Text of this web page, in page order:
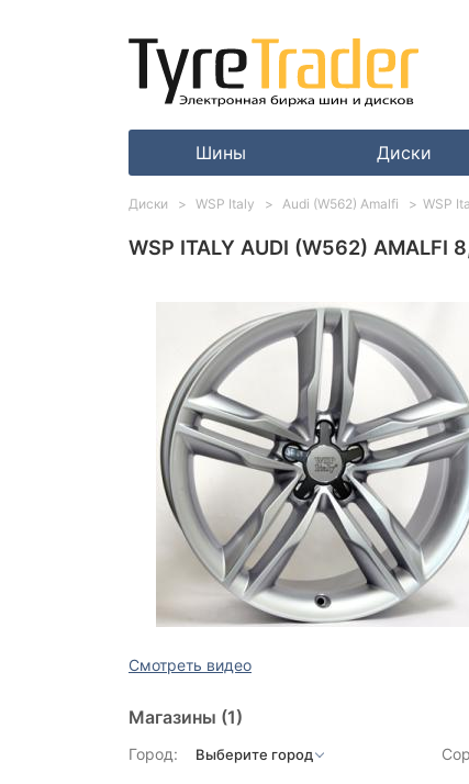
Шины Диски
WSP ITALY AUDI (W562) AMALFI
Смотреть видео
Магазины (1)
Город:
Диски WSP Italy Audi (W562) Amalfi WSP